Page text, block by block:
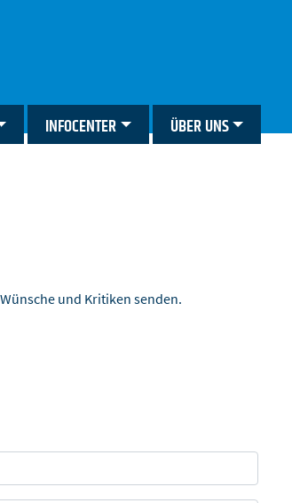
INFOCENTER ÜBER UNS
und Kritiken senden.